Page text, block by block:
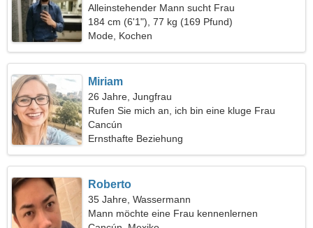
Alleinstehender Mann sucht Frau
184 cm (6'1"), 77 kg (169 Pfund)
Mode, Kochen
Miriam
26 Jahre, Jungfrau
Rufen Sie mich an, ich bin eine kluge Frau
Cancún
Ernsthafte Beziehung
Roberto
35 Jahre, Wassermann
Mann möchte eine Frau kennenlernen